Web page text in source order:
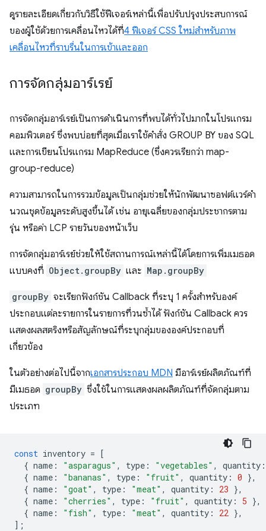
ดูรายละเอียดเกี่ยวกับวิธีใช้ฟีเจอร์เหล่านี้เพื่อปรับปรุงประสบการณ์
ของผู้ใช้ด้วยการเคลื่อนไหวได้ที่4 ฟีเจอร์ CSS ใหม่สำหรับภาพ
เคลื่อนไหวที่ราบรื่นในการเข้าและออก
การจัดกลุ่มอาร์เรย์
การจัดกลุ่มอาร์เรย์เป็นการดำเนินการที่พบได้ทั่วไปมากในโปรแกรม
คอมพิวเตอร์ ซึ่งพบบ่อยที่สุดเมื่อเราใช้คำสั่ง GROUP BY ของ SQL
และการเขียนโปรแกรม MapReduce (ซึ่งควรเรียกว่า map-
group-reduce)
ความสามารถในการรวมข้อมูลเป็นกลุ่มช่วยให้นักพัฒนาซอฟต์แวร์คํา
นวณชุดข้อมูลระดับสูงขึ้นได้ เช่น อายุเฉลี่ยของกลุ่มประชากรตาม
รุ่น หรือค่า LCP รายวันของหน้าเว็บ
การจัดกลุ่มอาร์เรย์ช่วยให้ใช้สถานการณ์เหล่านี้ได้โดยการเพิ่มเมธอด
แบบคงที่ Object.groupBy และ Map.groupBy
groupBy จะเรียกฟังก์ชัน Callback ที่ระบุ 1 ครั้งสําหรับองค์
ประกอบแต่ละรายการในรายการที่วนซ้ำได้ ฟังก์ชัน Callback ควร
แสดงผลสตริงหรือสัญลักษณ์ที่ระบุกลุ่มขององค์ประกอบที่
เกี่ยวข้อง
ในตัวอย่างต่อไปนี้จากเอกสารประกอบ MDN มีอาร์เรย์ผลิตภัณฑ์ที่
มีเมธอด groupBy ซึ่งใช้ในการแสดงผลผลิตภัณฑ์ที่จัดกลุ่มตาม
ประเภท
const inventory = [
{ name : "asparagus" , type : "vegetables" , quantity :
{ name : "bananas" , type : "fruit" , quantity : 0 },
{ name : "goat" , type : "meat" , quantity : 23 },
{ name : "cherries" , type : "fruit" , quantity : 5 },
{ name : "fish" , type : "meat" , quantity : 22 },
];